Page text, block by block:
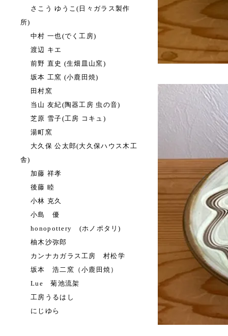
さこう ゆうこ(日々ガラス製作
所)
中村 一也(でく工房)
渡辺 キエ
前野 直史 (生畑皿山窯)
坂本 工窯 (小鹿田焼)
田村窯
当山 友紀(陶器工房 虫の音)
芝原 雪子(工房 コキュ)
湯町窯
大久保 公太郎(大久保ハウス木工
舎)
加藤 祥孝
後藤 睦
小林 克久
小島 優
honopottery (ホノポタリ)
柚木沙弥郎
カンナカガラス工房 村松学
坂本 浩二窯（小鹿田焼）
Lue 菊池流架
工房うるはし
にじゆら